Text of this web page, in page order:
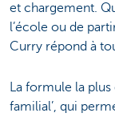
et chargement.
l’école ou de
Curry répond à
La formule la plus
familial’, qui